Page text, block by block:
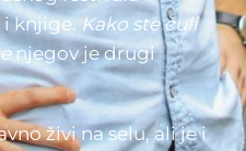
knjige. Kako ste čuli
njegov je drugi
živi na selu, ali je i